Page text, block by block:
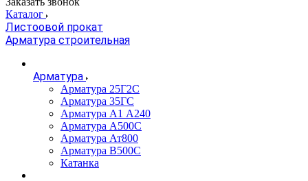
Каталог
Листоовой прокат
Арматура строительная
Арматура
Арматура 25Г2С
Арматура 35ГС
Арматура А1 А240
Арматура А500С
Арматура Ат800
Арматура В500С
Катанка